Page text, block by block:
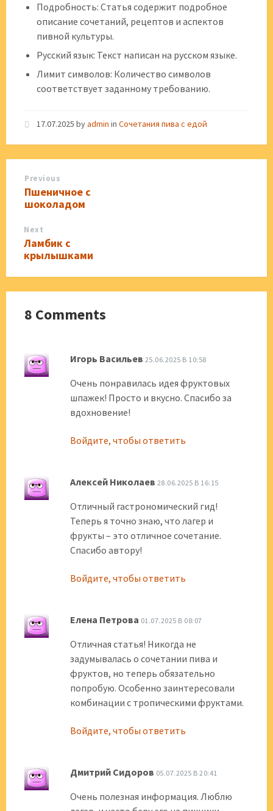
Подробность: Статья содержит подробное
описание сочетаний, рецептов и аспектов
пивной культуры.
Русский язык: Текст написан на русском языке.
Лимит символов: Количество символов
соответствует заданному требованию.
17.07.2025 byadmin in Сочетания пива с едой
Previous
Пшеничное с
шоколадом
Next
Ламбик с
крылышками
8 Comments
Игорь Васильев 25.06.2025 В 10:58
Очень понравилась идея фруктовых
шпажек! Просто и вкусно. Спасибо за
вдохновение!
Войдите, чтобы ответить
Алексей Николаев 28.06.2025 В 16:15
Отличный гастрономический гид!
Теперь я точно знаю, что лагер и
фрукты – это отличное сочетание.
Спасибо автору!
Войдите, чтобы ответить
Елена Петрова 01.07.2025 В 08:07
Отличная статья! Никогда не
задумывалась о сочетании пива и
фруктов, но теперь обязательно
попробую. Особенно заинтересовали
комбинации с тропическими фруктами.
Войдите, чтобы ответить
Дмитрий Сидоров 05.07.2025 В 20:41
Очень полезная информация. Люблю